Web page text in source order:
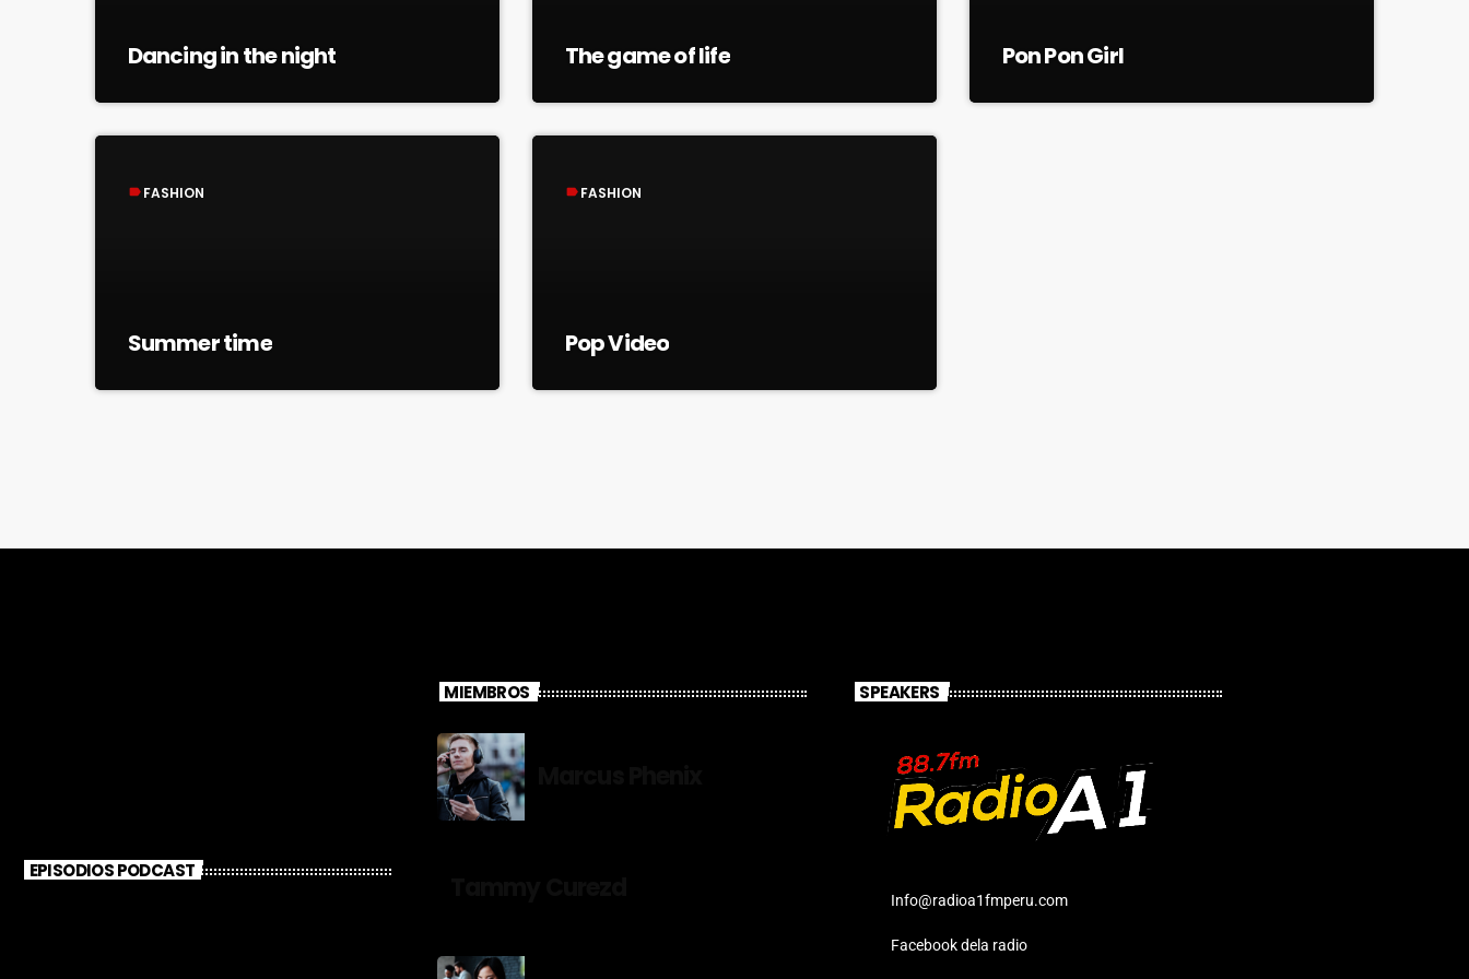
Dancing in the night The game of life Pon Pon Girl
label FASHION
Summer time
label FASHION
Pop Video
EPISODIOS PODCAST
MIEMBROS SPEAKERS
Info@radioa1fmperu.com
Facebook dela radio